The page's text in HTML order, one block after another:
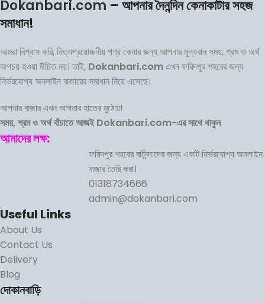
Dokanbari.com – আপনার দৈনন্দিন কেনাকাটার সহজ
সমাধান!
আমরা বিশ্বাস করি, নিত্যপ্রয়োজনীয় পণ্য কেনার জন্য আপনার মূল্যবান সময়, শ্রম ও অর্থ
অপচয় হওয়া উচিত নয়। তাই, Dokanbari.comএখন ফরিদপুর শহরের জন্য
নির্ভরযোগ্য অনলাইন বাজারের সমাধান নিয়ে এসেছে।
আপনার বাজার এখন আপনার হাতের মুঠোয়!
সময়, শ্রম ও অর্থ বাঁচাতে আজই Dokanbari.com-এর সাথে থাকুন
আমাদের লক্ষ:
ফরিদপুর শহরের বাসিন্দাদের জন্য একটি নির্ভরযোগ্য অনলাইন
বাজার তৈরি করা।
01318734666
admin@dokanbari.com
Useful Links
About Us
Contact Us
Delivery
Blog
দোকানবাড়ি